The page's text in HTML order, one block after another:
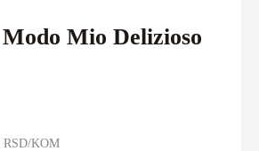
Mio Delizioso
RSD/KOM